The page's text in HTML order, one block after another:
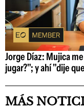
Jorge Díaz: Mujica
jugar?"; y ahí "dije
MÁS